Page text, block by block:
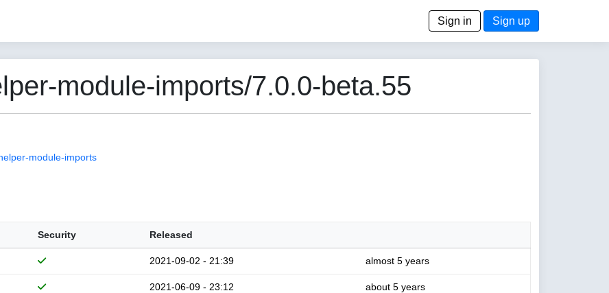
Sign in Sign up
module-imports/7.0.0-beta.55
module-imports
Security Released
2021-09-02 - 21:39 almost 5 years
2021-06-09 - 23:12 about 5 years